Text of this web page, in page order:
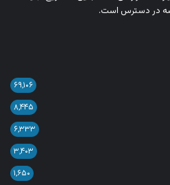
در دسترس است.
۶۹,۱۰۶
۸,۴۴۵
۶,۳۳۳
۳,۴۰۳
۱,۶۵۰